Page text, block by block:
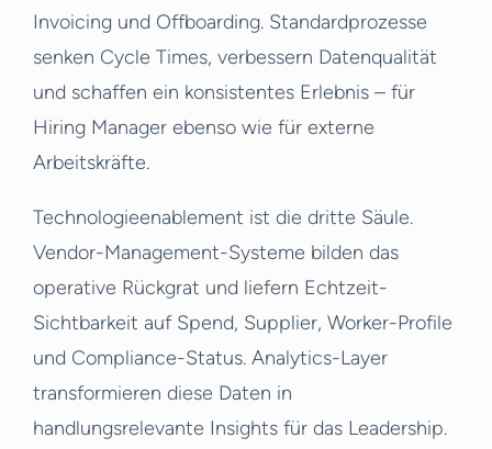
Invoicing und Offboarding. Standardprozesse
senken Cycle Times, verbessern Datenqualität
und schaffen ein konsistentes Erlebnis – für
Hiring Manager ebenso wie für externe
Arbeitskräfte.
Technologieenablement ist die dritte Säule.
Vendor-Management-Systeme bilden das
operative Rückgrat und liefern Echtzeit-
Sichtbarkeit auf Spend, Supplier, Worker-Profile
und Compliance-Status. Analytics-Layer
transformieren diese Daten in
handlungsrelevante Insights für das Leadership.